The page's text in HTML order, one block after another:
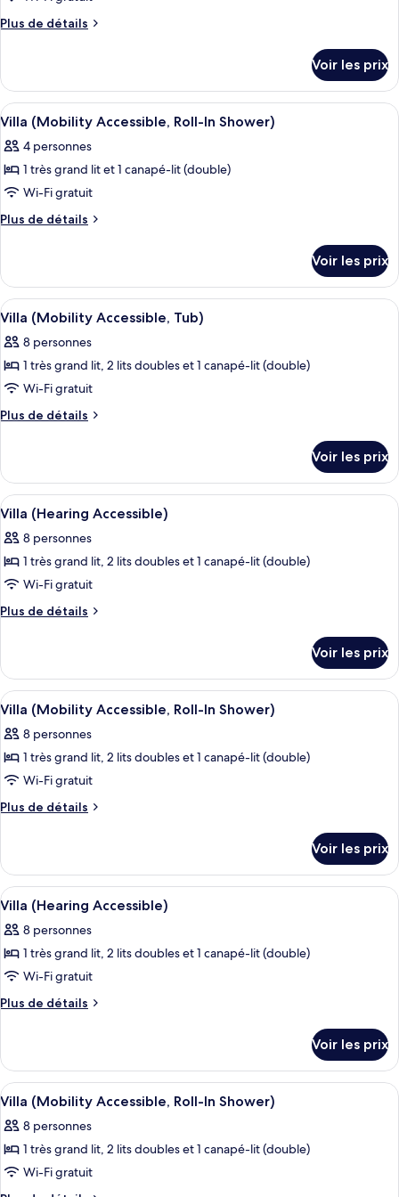
ce
chambre :
Villa
(Hearing
Accessible)
Plus de détails
Plus
le
type
de
chambre
Villa
(Hearing
Voir les prix
Afficher
toutes
les
photos
pour
ce
chambre :
Villa
(Mobility
Accessible,
Roll-
In
Shower)
Un espace de restauration d’hôtel
3
Villa (Mobility Accessible, Roll-In Shower)
4 personnes
1 très grand lit et 1 canapé-lit (double)
Wi-Fi gratuit
Plus de détails
Plus
le
type
de
chambre
Villa
(Mobility
Roll-
In
Shower)
Voir les prix
Afficher
toutes
les
photos
pour
ce
chambre :
Villa
(Mobility
Accessible,
Tub)
Une chambre d’hôtel avec une table
6
Villa (Mobility Accessible, Tub)
8 personnes
1 très grand lit, 2 lits doubles et 1 canapé-lit (double)
Wi-Fi gratuit
Plus de détails
Plus
le
type
de
chambre
Villa
(Mobility
Tub)
Voir les prix
Afficher
toutes
les
photos
pour
ce
chambre :
Villa
(Hearing
Accessible)
Une chambre d’hôtel avec une table
6
Villa (Hearing Accessible)
8 personnes
1 très grand lit, 2 lits doubles et 1 canapé-lit (double)
Wi-Fi gratuit
Plus de détails
Plus
le
type
de
chambre
Villa
(Hearing
Voir les prix
Afficher
toutes
les
photos
pour
ce
chambre :
Villa
(Mobility
Accessible,
Roll-
In
Shower)
Une chambre d’hôtel avec une table
6
Villa (Mobility Accessible, Roll-In Shower)
8 personnes
1 très grand lit, 2 lits doubles et 1 canapé-lit (double)
Wi-Fi gratuit
Plus de détails
Plus
le
type
de
chambre
Villa
(Mobility
Roll-
In
Shower)
Voir les prix
Afficher
toutes
les
photos
pour
ce
chambre :
Villa
(Hearing
Accessible)
Un espace de restauration d’hôtel
4
Villa (Hearing Accessible)
8 personnes
1 très grand lit, 2 lits doubles et 1 canapé-lit (double)
Wi-Fi gratuit
Plus de détails
Plus
le
type
de
chambre
Villa
(Hearing
Voir les prix
Afficher
toutes
les
photos
pour
Un espace de restauration d’hôtel
3
Villa (Mobility Accessible, Roll-In Shower)
8 personnes
1 très grand lit, 2 lits doubles et 1 canapé-lit (double)
Wi-Fi gratuit